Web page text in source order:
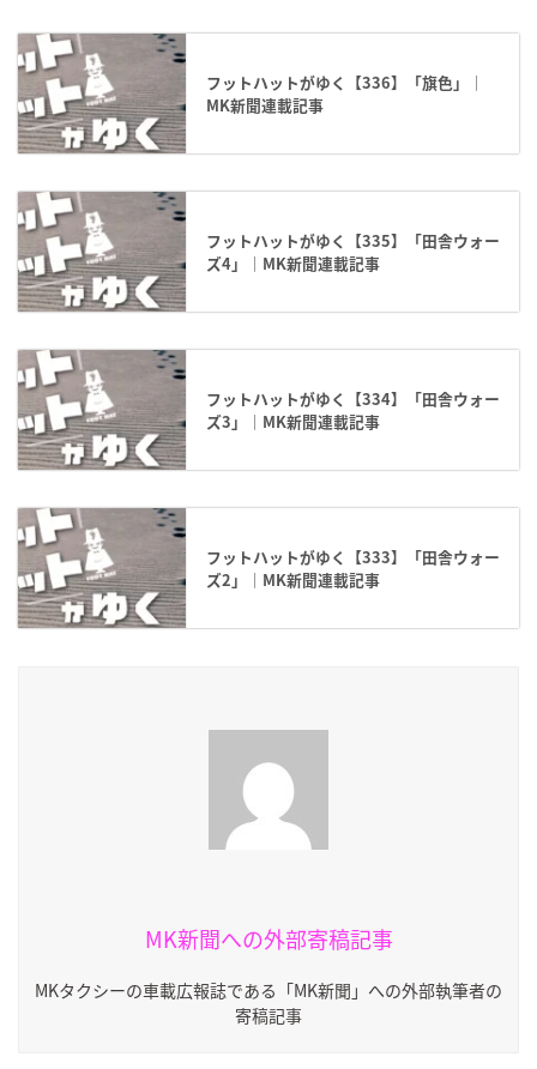
フットハットがゆく【336】「旗色」｜
MK新聞連載記事
フットハットがゆく【335】「田舎ウォー
ズ4」｜MK新聞連載記事
フットハットがゆく【334】「田舎ウォー
ズ3」｜MK新聞連載記事
フットハットがゆく【333】「田舎ウォー
ズ2」｜MK新聞連載記事
MK新聞への外部寄稿記事
MKタクシーの車載広報誌である「MK新聞」への外部執筆者の
寄稿記事